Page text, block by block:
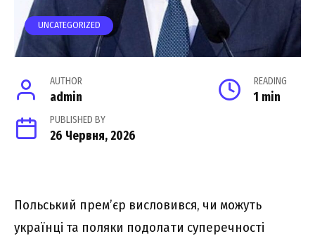
UNCATEGORIZED
AUTHOR
admin
READING
1 min
PUBLISHED BY
26 Червня, 2026
Польський прем’єр висловився, чи можуть
українці та поляки подолати суперечності